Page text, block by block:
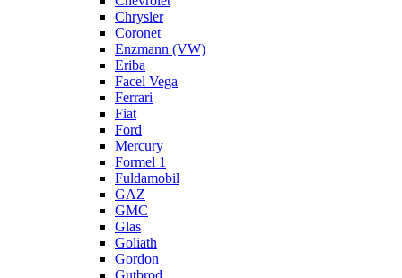
Chrysler
Coronet
Enzmann (VW)
Eriba
Facel Vega
Ferrari
Fiat
Ford
Mercury
Formel 1
Fuldamobil
GAZ
GMC
Glas
Goliath
Gordon
Gutbrod